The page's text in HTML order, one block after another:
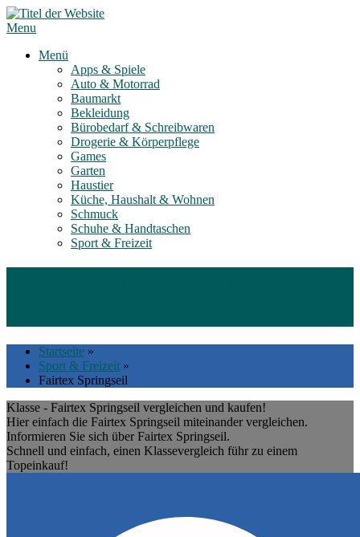
Skip
to
Menu
Menü
Apps & Spiele
Auto & Motorrad
Baumarkt
Bekleidung
Bürobedarf & Schreibwaren
Drogerie & Körperpflege
Games
Garten
Haustier
Küche, Haushalt & Wohnen
Schmuck
Schuhe & Handtaschen
Sport & Freizeit
Startseite »
Sport & Freizeit »
Fairtex Springseil
Klasse - Fairtex Springseil vergleichen und kaufen!
Hier einfach die Fairtex Springseil miteinander vergleichen.
Informieren Sie sich über Fairtex Springseil.
Schnell und einfach, einen Klassevergleich führ zu einem
Topeinkauf!